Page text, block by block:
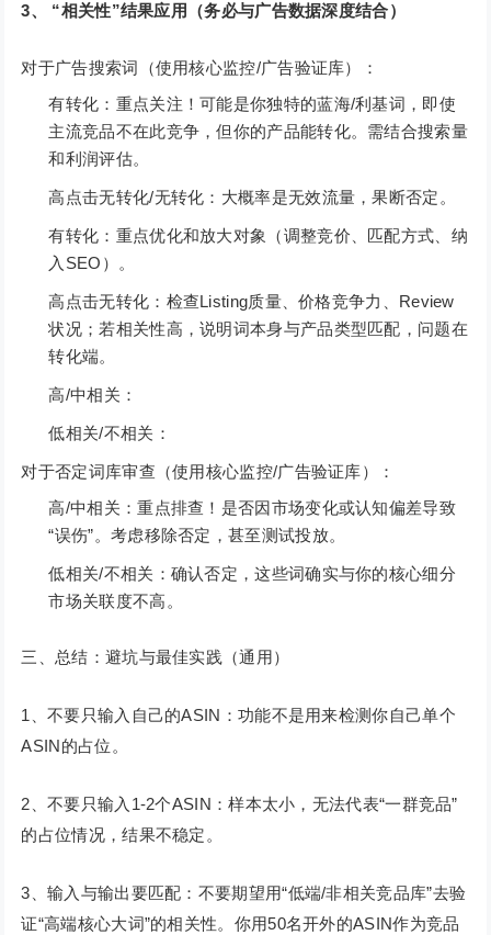
3、 “相关性”结果应用（务必与广告数据深度结合）
对于广告搜索词（使用核心监控/广告验证库）：
有转化：重点关注！可能是你独特的蓝海/利基词，即使
主流竞品不在此竞争，但你的产品能转化。需结合搜索量
和利润评估。
高点击无转化/无转化：大概率是无效流量，果断否定。
有转化：重点优化和放大对象（调整竞价、匹配方式、纳
入SEO）。
高点击无转化：检查Listing质量、价格竞争力、Review
状况；若相关性高，说明词本身与产品类型匹配，问题在
转化端。
高/中相关：
低相关/不相关：
对于否定词库审查（使用核心监控/广告验证库）：
高/中相关：重点排查！是否因市场变化或认知偏差导致
“误伤”。考虑移除否定，甚至测试投放。
低相关/不相关：确认否定，这些词确实与你的核心细分
市场关联度不高。
三、总结：避坑与最佳实践（通用）
1、不要只输入自己的ASIN：功能不是用来检测你自己单个
ASIN的占位。
2、不要只输入1-2个ASIN：样本太小，无法代表“一群竞品”
的占位情况，结果不稳定。
3、输入与输出要匹配：不要期望用“低端/非相关竞品库”去验
证“高端核心大词”的相关性。你用50名开外的ASIN作为竞品